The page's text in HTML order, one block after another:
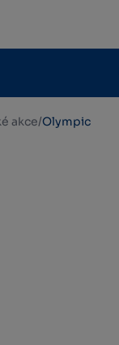
akce/Olympic